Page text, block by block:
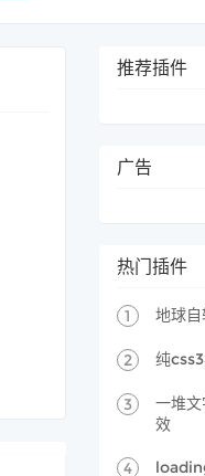
推荐插件
广告
热门插件
1 地球
2 纯
3
一堆
效
4